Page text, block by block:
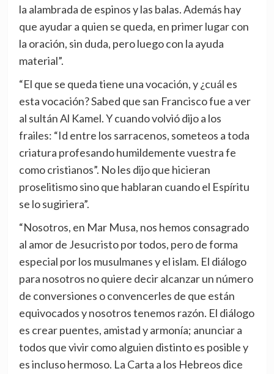
la alambrada de espinos y las balas. Además hay
que ayudar a quien se queda, en primer lugar con
la oración, sin duda, pero luego con la ayuda
material”.
“El que se queda tiene una vocación, y ¿cuál es
esta vocación? Sabed que san Francisco fue a ver
al sultán Al Kamel. Y cuando volvió dijo a los
frailes: “Id entre los sarracenos, someteos a toda
criatura profesando humildemente vuestra fe
como cristianos”. No les dijo que hicieran
proselitismo sino que hablaran cuando el Espíritu
se lo sugiriera”.
“Nosotros, en Mar Musa, nos hemos consagrado
al amor de Jesucristo por todos, pero de forma
especial por los musulmanes y el islam. El diálogo
para nosotros no quiere decir alcanzar un número
de conversiones o convencerles de que están
equivocados y nosotros tenemos razón. El diálogo
es crear puentes, amistad y armonía; anunciar a
todos que vivir como alguien distinto es posible y
es incluso hermoso. La Carta a los Hebreos dice